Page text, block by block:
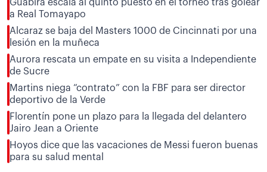
Guabirá escala al quinto puesto en el torneo tras golear
a Real Tomayapo
Alcaraz se baja del Masters 1000 de Cincinnati por una
lesión en la muñeca
Aurora rescata un empate en su visita a Independiente
de Sucre
Martins niega “contrato” con la FBF para ser director
deportivo de la Verde
Florentín pone un plazo para la llegada del delantero
Jairo Jean a Oriente
Hoyos dice que las vacaciones de Messi fueron buenas
para su salud mental